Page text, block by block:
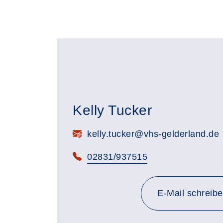
Kelly Tucker
E-Mail:kelly.tucker@vhs-gelderland.de
Telefon:
02831/937515
E-Mail